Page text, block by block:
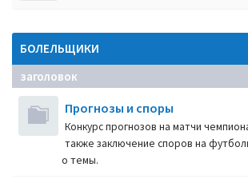
БОЛЕЛЬЩИКИ
заголовок
Прогнозы и споры
Конкурс прогнозов на матчи
также заключение споров на
о темы.